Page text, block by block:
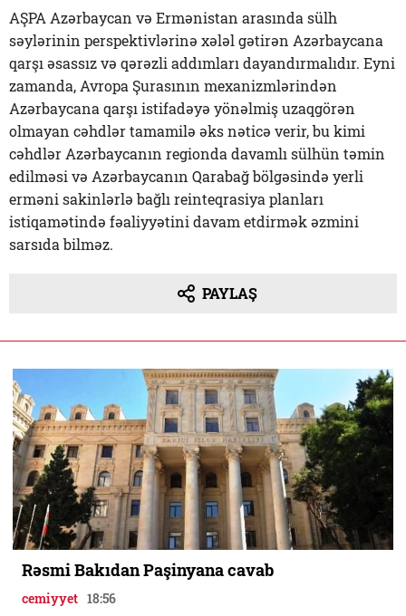
AŞPA Azərbaycan və Ermənistan arasında sülh
səylərinin perspektivlərinə xələl gətirən Azərbaycana
qarşı əsassız və qərəzli addımları dayandırmalıdır. Eyni
zamanda, Avropa Şurasının mexanizmlərindən
Azərbaycana qarşı istifadəyə yönəlmiş uzaqgörən
olmayan cəhdlər tamamilə əks nəticə verir, bu kimi
cəhdlər Azərbaycanın regionda davamlı sülhün təmin
edilməsi və Azərbaycanın Qarabağ bölgəsində yerli
erməni sakinlərlə bağlı reinteqrasiya planları
istiqamətində fəaliyyətini davam etdirmək əzmini
sarsıda bilməz.
PAYLAŞ
Rəsmi Bakıdan Paşinyana cavab
cemiyyet 18:56